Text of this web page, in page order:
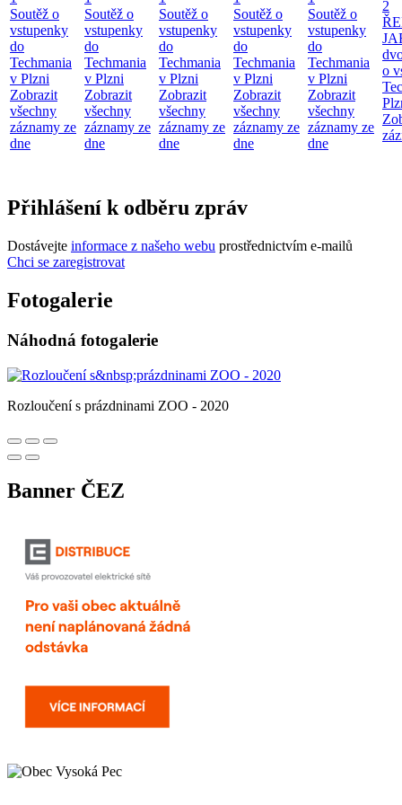
Soutěž o
vstupenky
do
Techmania
v Plzni
Zobrazit
všechny
záznamy ze
dne
Soutěž o
vstupenky
do
Techmania
v Plzni
Zobrazit
všechny
záznamy ze
dne
Soutěž o
vstupenky
do
Techmania
v Plzni
Zobrazit
všechny
záznamy ze
dne
Soutěž o
vstupenky
do
Techmania
v Plzni
Zobrazit
všechny
záznamy ze
dne
Soutěž o
vstupenky
do
Techmania
v Plzni
Zobrazit
všechny
záznamy ze
dne
2
o
Přihlášení k odběru zpráv
Dostávejte informace z našeho webu prostřednictvím e-mailů
Chci se zaregistrovat
Fotogalerie
Náhodná fotogalerie
Rozloučení s prázdninami ZOO - 2020
Banner ČEZ